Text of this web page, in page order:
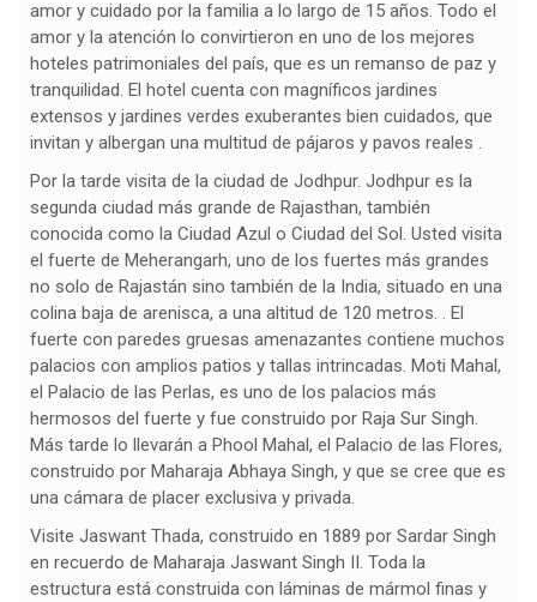
amor y cuidado por la familia a lo largo de 15 años. Todo el
amor y la atención lo convirtieron en uno de los mejores
hoteles patrimoniales del país, que es un remanso de paz y
tranquilidad. El hotel cuenta con magníficos jardines
extensos y jardines verdes exuberantes bien cuidados, que
invitan y albergan una multitud de pájaros y pavos reales .
Por la tarde visita de la ciudad de Jodhpur. Jodhpur es la
segunda ciudad más grande de Rajasthan, también
conocida como la Ciudad Azul o Ciudad del Sol. Usted visita
el fuerte de Meherangarh, uno de los fuertes más grandes
no solo de Rajastán sino también de la India, situado en una
colina baja de arenisca, a una altitud de 120 metros. . El
fuerte con paredes gruesas amenazantes contiene muchos
palacios con amplios patios y tallas intrincadas. Moti Mahal,
el Palacio de las Perlas, es uno de los palacios más
hermosos del fuerte y fue construido por Raja Sur Singh.
Más tarde lo llevarán a Phool Mahal, el Palacio de las Flores,
construido por Maharaja Abhaya Singh, y que se cree que es
una cámara de placer exclusiva y privada.
Visite Jaswant Thada, construido en 1889 por Sardar Singh
en recuerdo de Maharaja Jaswant Singh II. Toda la
estructura está construida con láminas de mármol finas y